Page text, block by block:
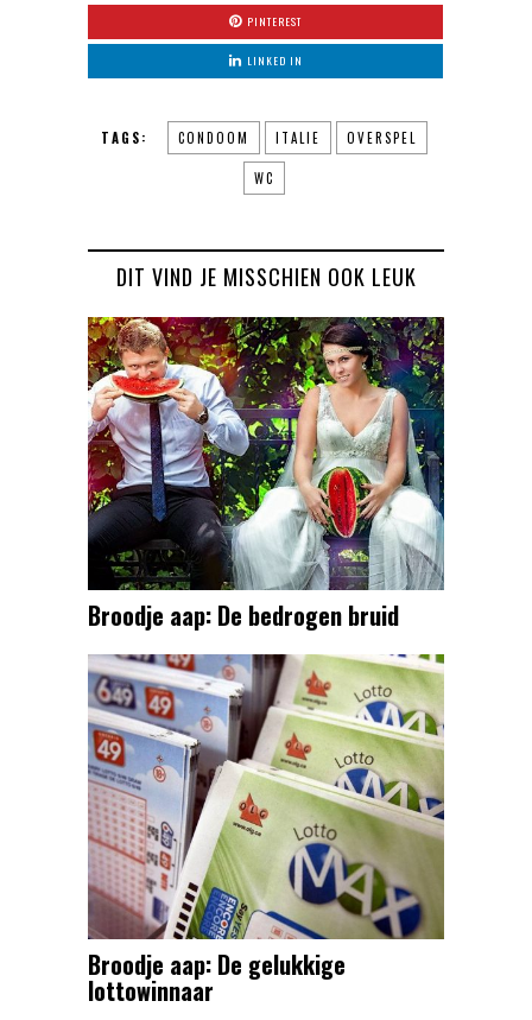
PINTEREST
LINKED IN
TAGS: CONDOOM ITALIE OVERSPEL
WC
DIT VIND JE MISSCHIEN OOK LEUK
Broodje aap: De bedrogen bruid
Broodje aap: De gelukkige
lottowinnaar